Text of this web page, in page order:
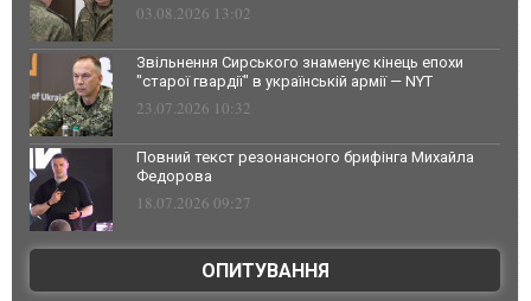
03.08.2026 13:02
Звільнення Сирського знаменує кінець епохи
"старої гвардії" в українській армії — NYT
23.07.2026 10:32
Повний текст резонансного брифінга Михайла
Федорова
18.07.2026 09:27
ОПИТУВАННЯ